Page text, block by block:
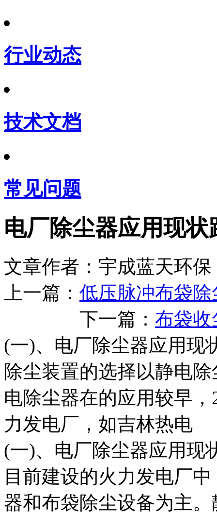
行业动态
技术文档
常见问题
电厂除尘器应用现
文章作者：宇成蓝天
上一篇： 低压脉冲布袋
下一篇： 布袋收
(一)、电厂除尘器应用现
除尘装置的选择以静电
电除尘器在的应用较早
力发电厂，如吉林热电
(一)、电厂除尘器应用现
目前建设的火力发电厂
器和布袋除尘设备为主